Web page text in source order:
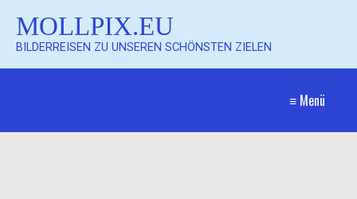
MOLLPIX.EU
BILDERREISEN ZU UNSEREN SCHÖNSTEN ZIELEN
≡ Menü